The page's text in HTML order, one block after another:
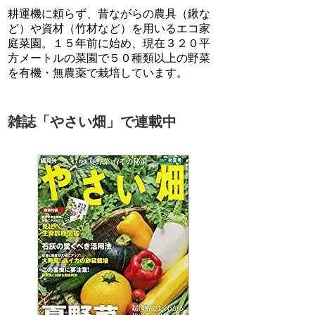
耕運機に頼らず、昔ながらの農具（鍬な
ど）や資材（竹材など）を用いるエコ家
庭菜園。１５年前に始め、現在３２０平
方メートルの菜園で５０種類以上の野菜
を有機・無農薬で栽培しています。
雑誌「やさい畑」で連載中